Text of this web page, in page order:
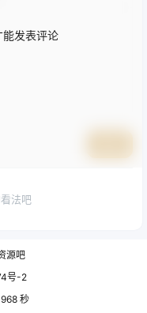
发表评论
法吧
源吧
号-2
秒